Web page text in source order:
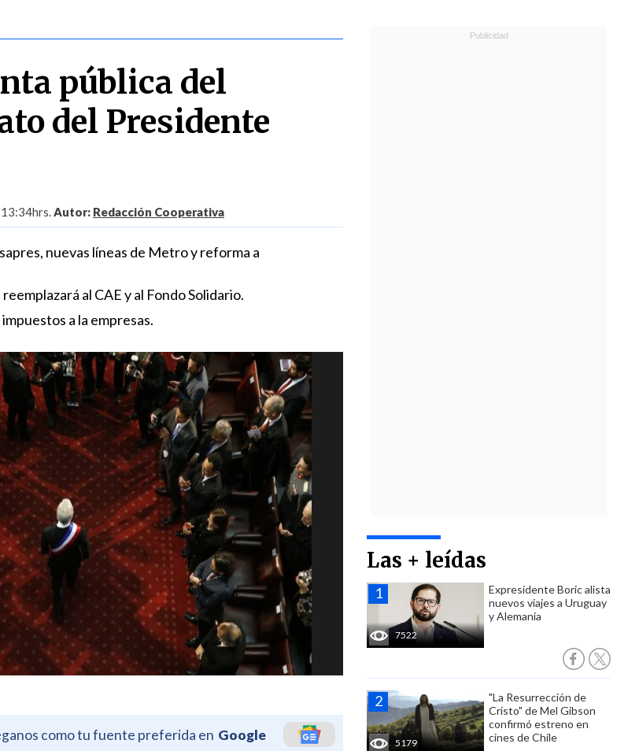
pública del
del Presidente
13:34hrs.Autor: Redacción Cooperativa
nuevas líneas de Metro y reforma a
al CAE y al Fondo Solidario.
a la empresas.
como tu fuente preferida en Google
Las + leídas
7522
Expresidente Boric alista
nuevos viajes a Uruguay
y Alemania
5179
"La Resurrección de
Cristo" de Mel Gibson
confirmó estreno en
cines de Chile